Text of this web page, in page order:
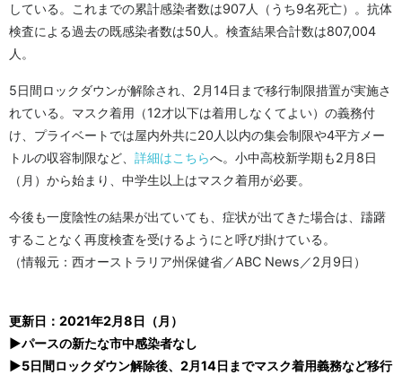
している。これまでの累計感染者数は907人（うち9名死亡）。抗体
検査による過去の既感染者数は50人。検査結果合計数は807,004
人。
5日間ロックダウンが解除され、2月14日まで移行制限措置が実施さ
れている。マスク着用（12才以下は着用しなくてよい）の義務付
け、プライベートでは屋内外共に20人以内の集会制限や4平方メー
トルの収容制限など、 詳細はこちらへ。小中高校新学期も2月8日
（月）から始まり、中学生以上はマスク着用が必要。
今後も一度陰性の結果が出ていても、症状が出てきた場合は、躊躇
することなく再度検査を受けるようにと呼び掛けている。
（情報元：西オーストラリア州保健省／ABC News／2月9日）
更新日：2021年2月8日（月）
▶パースの新たな市中感染者なし
▶5日間ロックダウン解除後、2月14日までマスク着用義務など移行